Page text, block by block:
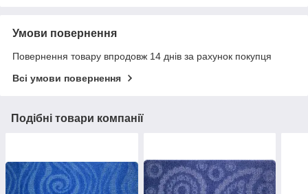
Умови повернення
Повернення товару впродовж 14 днів за рахунок покупця
Всі умови повернення
Подібні товари компанії